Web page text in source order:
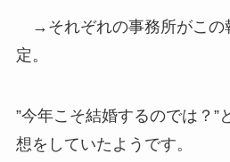
→それぞれの事務所がこの
定。
”今年こそ結婚するのでは？”
想をしていたようです。